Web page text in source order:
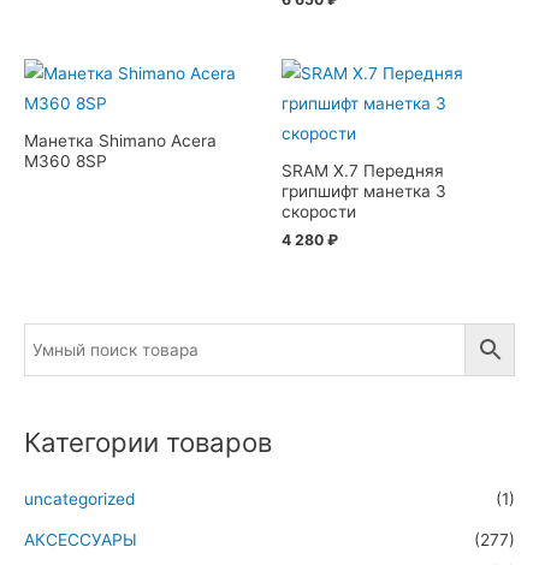
Манетка Shimano Acera
M360 8SP
SRAM X.7 Передняя
грипшифт манетка 3
скорости
4 280 ₽
Категории товаров
uncategorized (1)
АКСЕССУАРЫ
(277)